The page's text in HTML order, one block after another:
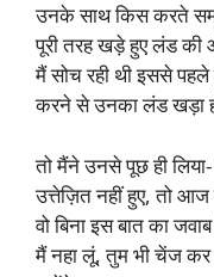
उनके साथ किस करते
पूरी तरह खड़े हुए लंड की
मैं सोच रही थी इससे
करने से उनका लंड खड़ा
तो मैंने उनसे पूछ ही
उत्तेज़ित नहीं हुए, तो आज
वो बिना इस बात का
मैं नहा लूं, तुम भी चेंज कर